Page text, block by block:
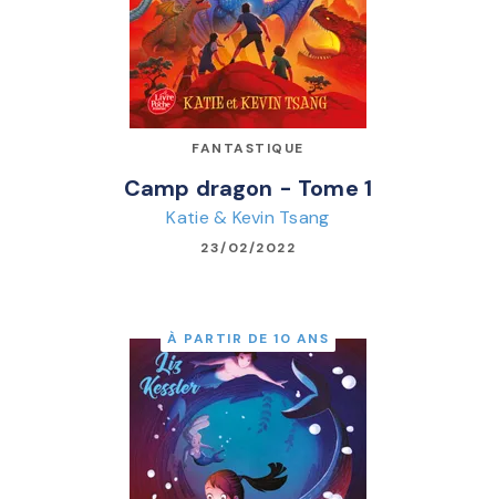
FANTASTIQUE
Camp dragon - Tome 1
Katie & Kevin Tsang
23/02/2022
À PARTIR DE 10 ANS